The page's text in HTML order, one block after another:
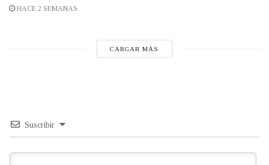
HACE 2 SEMANAS
CARGAR MÁS
Suscribir